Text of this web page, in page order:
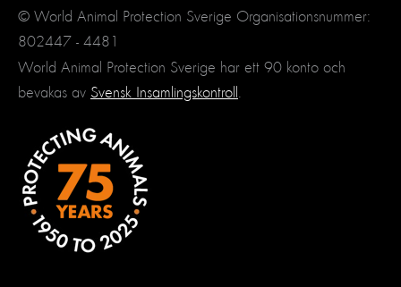
© World Animal Protection Sverige Organisationsnummer:
802447 - 4481
World Animal Protection Sverige har ett 90 konto och
bevakas av Svensk Insamlingskontroll